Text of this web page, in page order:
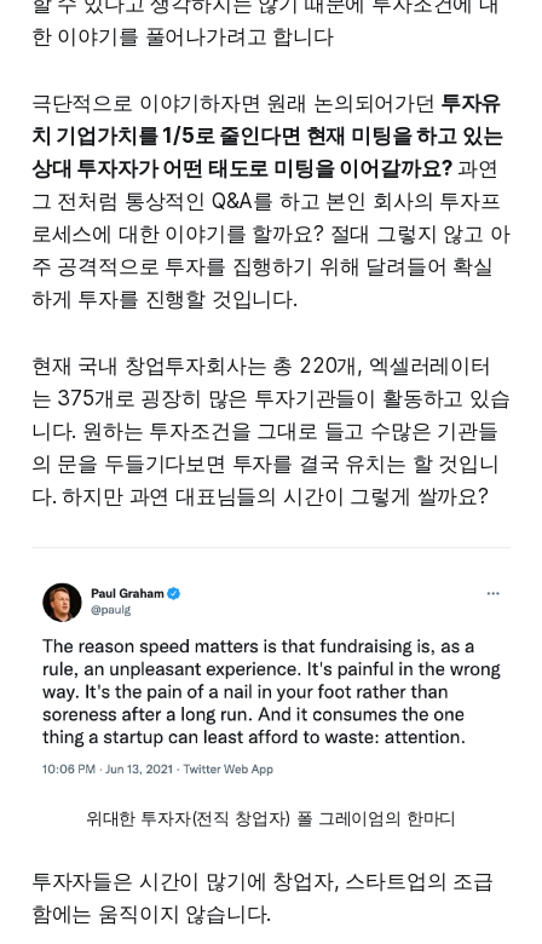
한 이야기를 풀어나가려고 합니다
극단적으로 이야기하자면 원래 논의되어가던 투자유
치 기업가치를 1/5로 줄인다면 현재 미팅을 하고 있는
상대 투자자가 어떤 태도로 미팅을 이어갈까요?과연
그 전처럼 통상적인 Q&A를 하고 본인 회사의 투자프
로세스에 대한 이야기를 할까요? 절대 그렇지 않고 아
주 공격적으로 투자를 집행하기 위해 달려들어 확실
하게 투자를 진행할 것입니다.
현재 국내 창업투자회사는 총 220개, 엑셀러레이터
는 375개로 굉장히 많은 투자기관들이 활동하고 있습
니다. 원하는 투자조건을 그대로 들고 수많은 기관들
의 문을 두들기다보면 투자를 결국 유치는 할 것입니
다. 하지만 과연 대표님들의 시간이 그렇게 쌀까요?
위대한 투자자(전직 창업자) 폴 그레이엄의 한마디
투자자들은 시간이 많기에 창업자, 스타트업의 조급
함에는 움직이지 않습니다.